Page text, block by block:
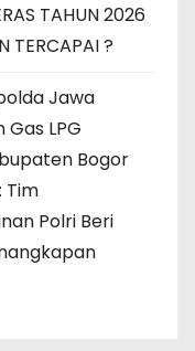
TAHUN 2026
TERCAPAI ?
Jawa
LPG
Bogor
Tim
Polri Beri